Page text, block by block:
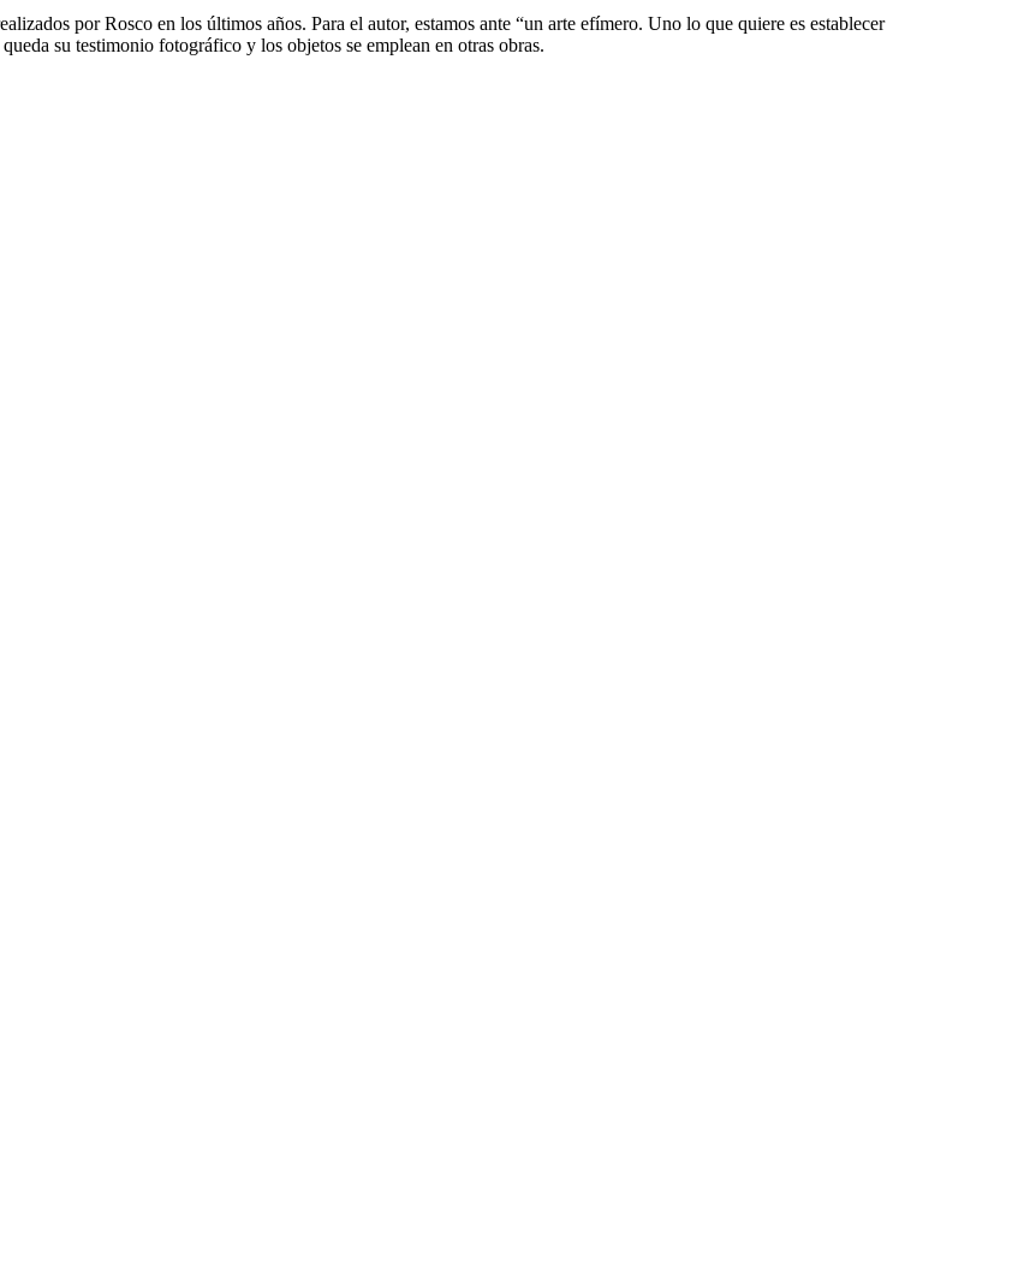
por Rosco en los últimos años. Para el autor, estamos ante “un arte efímero. Uno lo que quiere es establecer
su testimonio fotográfico y los objetos se emplean en otras obras.